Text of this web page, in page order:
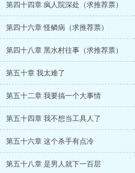
第四十四章 疯人院深处（求推荐票）
第四十六章 怪鳞病（求推荐票）
第四十八章 黑水村往事（求推荐票）
第五十章 我太难了
第五十二章 我要搞一个大事情
第五十四章 我不想当工具人了
第五十六章 这个杀手有点冷
第五十八章 是男人就下一百层